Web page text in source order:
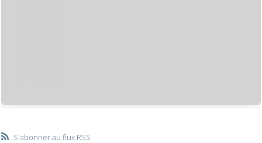
S'abonner au flux RSS